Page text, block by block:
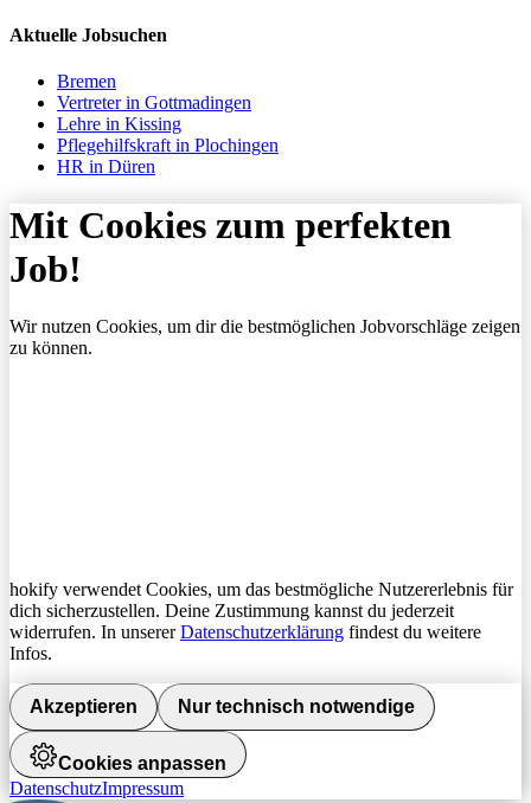
Aktuelle Jobsuchen
Bremen
Vertreter in Gottmadingen
Lehre in Kissing
Pflegehilfskraft in Plochingen
HR in Düren
Mit Cookies zum perfekten
Job!
Wir nutzen Cookies, um dir die bestmöglichen Jobvorschläge zeigen
zu können.
hokify verwendet Cookies, um das bestmögliche Nutzererlebnis für
dich sicherzustellen. Deine Zustimmung kannst du jederzeit
widerrufen. In unsererDatenschutzerklärung findest du weitere
Infos.
Akzeptieren Nur technisch notwendige
Cookies anpassen
DatenschutzImpressum